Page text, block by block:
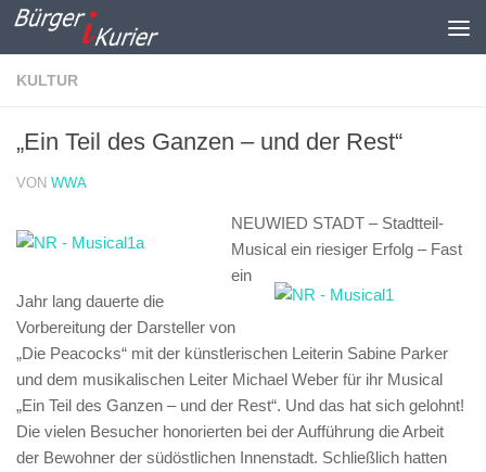
Zum Inhalt springen
KULTUR
„Ein Teil des Ganzen – und der Rest“
VON WWA
NEUWIED STADT – Stadtteil-
Musical ein riesiger Erfolg – Fast
ein
Jahr lang dauerte die
Vorbereitung der Darsteller von
„Die Peacocks“ mit der künstlerischen Leiterin Sabine Parker
und dem musikalischen Leiter Michael Weber für ihr Musical
„Ein Teil des Ganzen – und der Rest“. Und das hat sich gelohnt!
Die vielen Besucher honorierten bei der Aufführung die Arbeit
der Bewohner der südöstlichen Innenstadt. Schließlich hatten